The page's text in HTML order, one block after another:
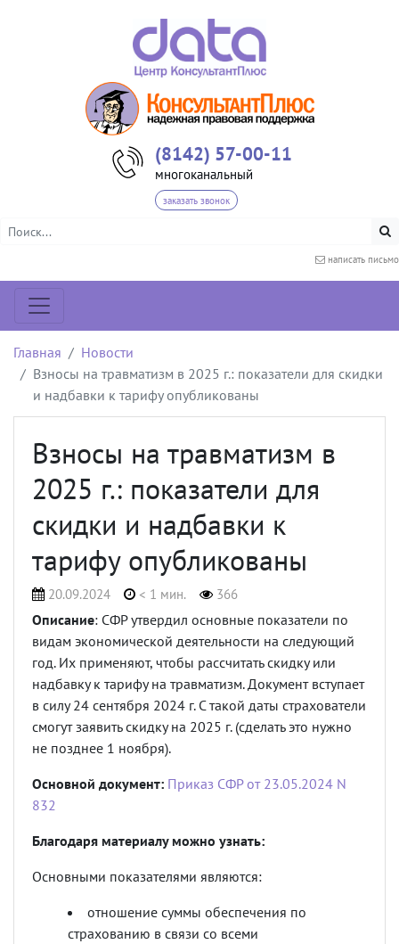
(8142) 57-00-11
многоканальный
заказать звонок
написать письмо
Главная
Новости
Взносы на травматизм в 2025 г.: показатели для скидки
и надбавки к тарифу опубликованы
Взносы на травматизм в
2025 г.: показатели для
скидки и надбавки к
тарифу опубликованы
20.09.2024 < 1 мин. 366
Описание: СФР утвердил основные показатели по
видам экономической деятельности на следующий
год. Их применяют, чтобы рассчитать скидку или
надбавку к тарифу на травматизм. Документ вступает
в силу 24 сентября 2024 г. С такой даты страхователи
смогут заявить скидку на 2025 г. (сделать это нужно
не позднее 1 ноября).
Основной документ: Приказ СФР от 23.05.2024 N
832
Благодаря материалу можно узнать:
Основными показателями являются:
отношение суммы обеспечения по
страхованию в связи со всеми